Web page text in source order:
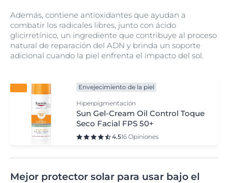
Además, contiene antioxidantes que ayudan a
combatir los radicales libres, junto con ácido
glicirretínico, un ingrediente que contribuye al proceso
natural de reparación del ADN y brinda un soporte
adicional cuando la piel enfrenta el impacto del sol.
Envejecimiento de la piel
Hiperpigmentación
Sun Gel-Cream Oil Control Toque
Seco Facial FPS 50+
4.516 Opiniones
Mejor protector solar para usar bajo el